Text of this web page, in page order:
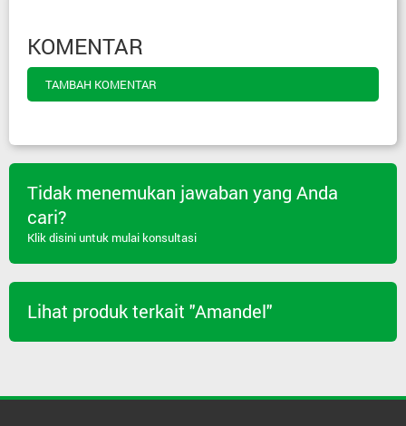
KOMENTAR
TAMBAH KOMENTAR
Tidak menemukan jawaban yang Anda
cari?
Klik disini untuk mulai konsultasi
Lihat produk terkait "Amandel"